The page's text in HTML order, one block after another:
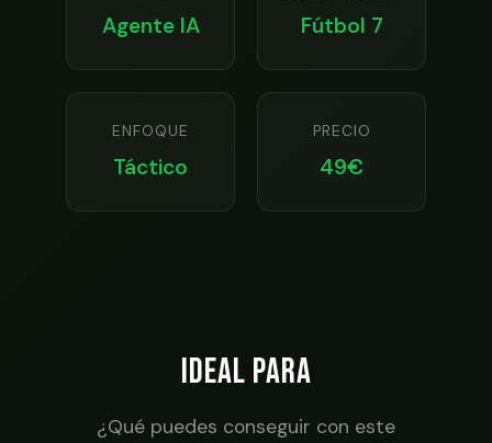
Agente IA Fútbol 7
ENFOQUE
Táctico
PRECIO
49€
IDEAL PARA
¿Qué puedes conseguir con este